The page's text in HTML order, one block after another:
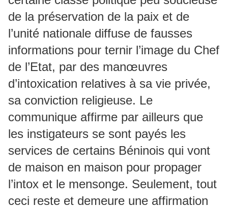
de la préservation de la paix et de
l’unité nationale diffuse de fausses
informations pour ternir l’image du Chef
de l’Etat, par des manœuvres
d’intoxication relatives à sa vie privée,
sa conviction religieuse. Le
communique affirme par ailleurs que
les instigateurs se sont payés les
services de certains Béninois qui vont
de maison en maison pour propager
l’intox et le mensonge. Seulement, tout
ceci reste et demeure une affirmation